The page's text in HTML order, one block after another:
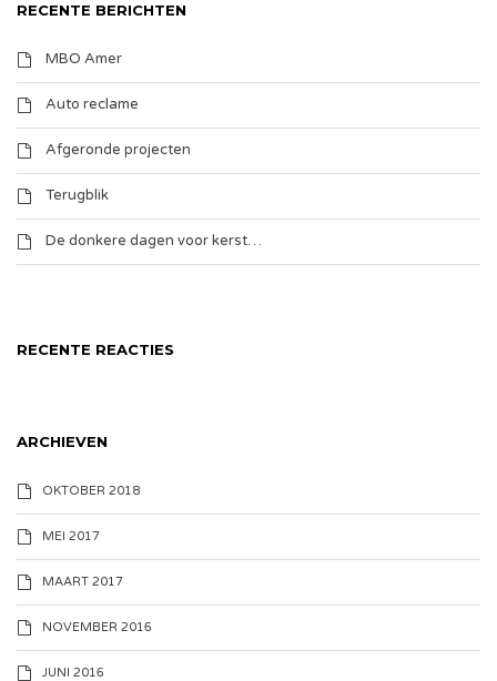
RECENTE BERICHTEN
MBO Amer
Auto reclame
Afgeronde projecten
Terugblik
De donkere dagen voor kerst…
RECENTE REACTIES
ARCHIEVEN
OKTOBER 2018
MEI 2017
MAART 2017
NOVEMBER 2016
JUNI 2016